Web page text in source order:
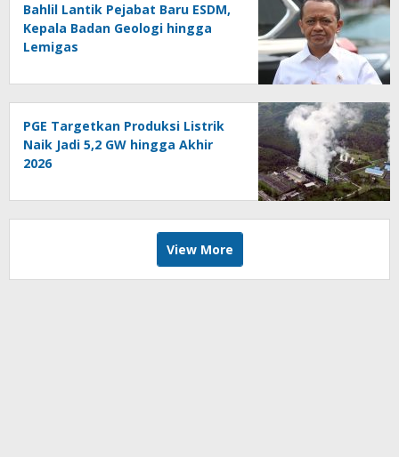
Bahlil Lantik Pejabat Baru ESDM,
Kepala Badan Geologi hingga
Lemigas
PGE Targetkan Produksi Listrik
Naik Jadi 5,2 GW hingga Akhir
2026
View More